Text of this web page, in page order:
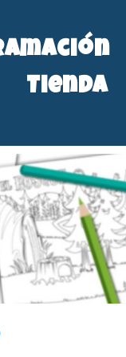
Tienda